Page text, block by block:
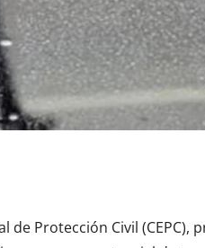
de Protección Civil